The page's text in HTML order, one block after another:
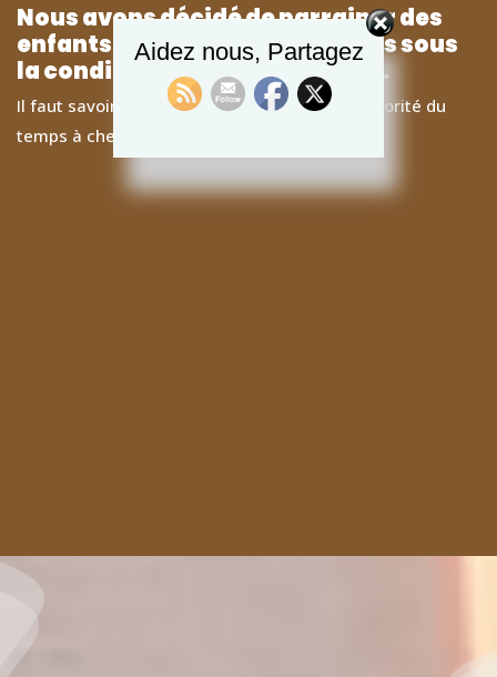
Nous avons décidé de parrainer des
enfants en leur offrant un repas sous
la condition qu’il aille à l’école.
Il faut savoir que les enfants passent leur majorité du
temps à chercher de la nourriture.
Aidez nous, Partagez